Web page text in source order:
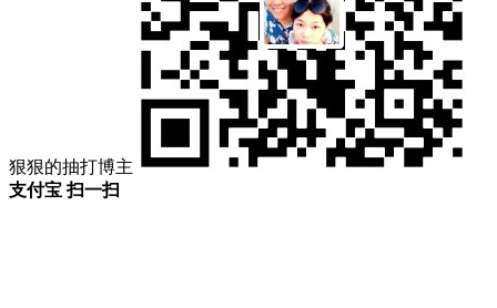
狠狠的抽打博主
支付宝 扫一扫